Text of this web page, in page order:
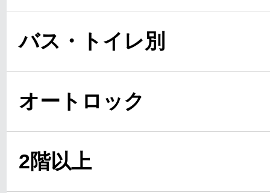
バス・トイレ別
オートロック
2階以上